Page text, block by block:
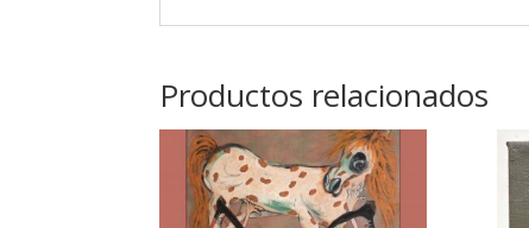
Productos relacionados